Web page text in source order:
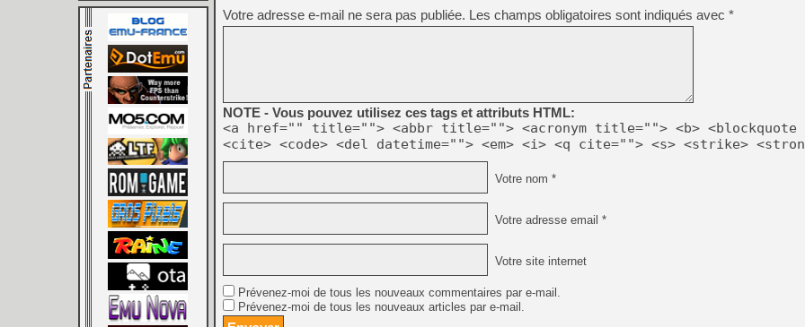
[Mo5] Deux inédits du
[GK] Le beat'em up The
[GK] Endless Legend 2 :
[LS] [PS5] Le WebKit
[GK] Oubliez Crazy Taxi,
[LS] [Switch] NSZ 5.0.0
[GK] Bethesda fête les 30
Votre adresse e-mail ne sera pas publiée. Les champs obligatoires sont indiqués avec *
NOTE - Vous pouvez utilisez ces tags et attributs HTML:
<a href="" title=""> <abbr title=""> <acronym title=""> <b> <blockquote
<cite> <code> <del datetime=""> <em> <i> <q cite=""> <s> <strike>
Votre nom *
Votre adresse email *
Votre site internet
Prévenez-moi de tous les nouveaux commentaires par e-mail.
Prévenez-moi de tous les nouveaux articles par e-mail.